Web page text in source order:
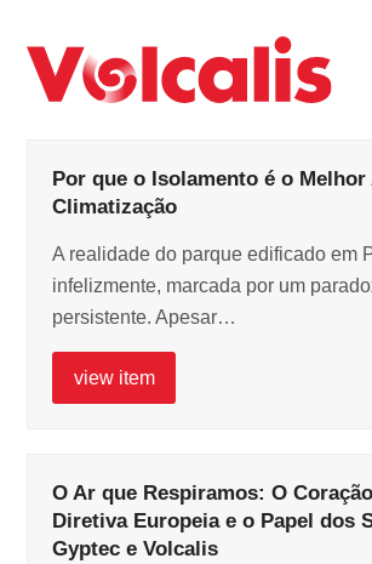
Por que o Isolamento é o
Climatização
A realidade do parque edificado em
infelizmente, marcada por um
persistente. Apesar…
view item
O Ar que Respiramos: O
Diretiva Europeia e o Papel dos
Gyptec e Volcalis